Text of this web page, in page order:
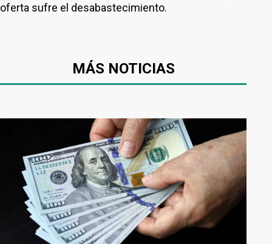
oferta sufre el desabastecimiento.
MÁS NOTICIAS